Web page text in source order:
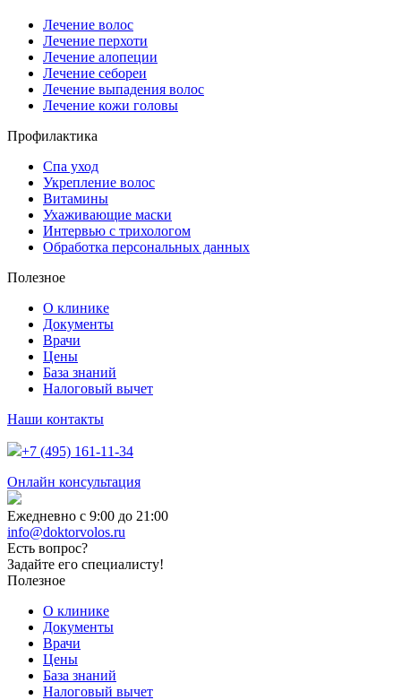
Лечение волос
Лечение перхоти
Лечение алопеции
Лечение себореи
Лечение выпадения волос
Лечение кожи головы
Профилактика
Спа уход
Укрепление волос
Витамины
Ухаживающие маски
Интервью с трихологом
Обработка персональных данных
Полезное
О клинике
Документы
Врачи
Цены
База знаний
Налоговый вычет
Наши контакты
+7 (495) 161-11-34
Онлайн консультация
Ежедневно с 9:00 до 21:00
info@doktorvolos.ru
Есть вопрос?
Задайте его специалисту!
Полезное
О клинике
Документы
Врачи
Цены
База знаний
Налоговый вычет